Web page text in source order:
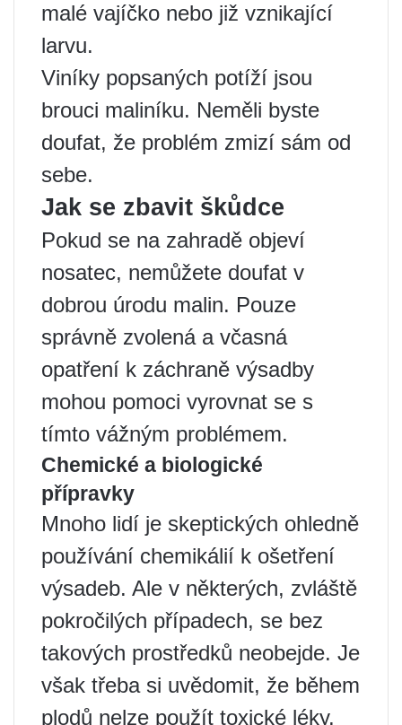
malé vajíčko nebo již vznikající
larvu.
Viníky popsaných potíží jsou
brouci maliníku. Neměli byste
doufat, že problém zmizí sám od
sebe.
Jak se zbavit škůdce
Pokud se na zahradě objeví
nosatec, nemůžete doufat v
dobrou úrodu malin. Pouze
správně zvolená a včasná
opatření k záchraně výsadby
mohou pomoci vyrovnat se s
tímto vážným problémem.
Chemické a biologické
přípravky
Mnoho lidí je skeptických ohledně
používání chemikálií k ošetření
výsadeb. Ale v některých, zvláště
pokročilých případech, se bez
takových prostředků neobejde. Je
však třeba si uvědomit, že během
plodů nelze použít toxické léky.